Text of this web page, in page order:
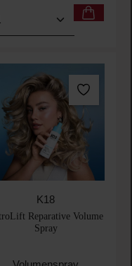
Wert ein
Anzahl: Gib
K18
Reparative Volume
Spray